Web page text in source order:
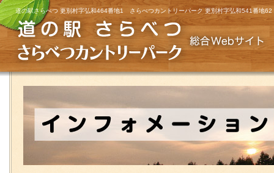
道の駅さらべつ 更別村字弘和464番地1 さらべつカントリーパーク 更別村字弘和541番地62